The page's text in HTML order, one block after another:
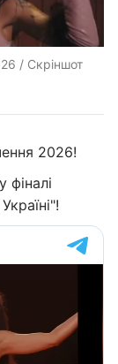
/ Скріншот
2026!
фіналі